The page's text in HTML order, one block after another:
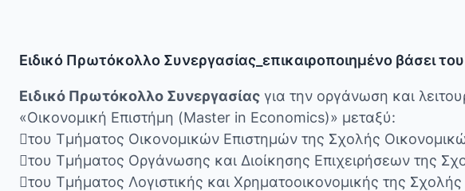
Ειδικό Πρωτόκολλο Συνεργασίας_επικαιροποιημένο βάσει
Ειδικό Πρωτόκολλο Συνεργασίας για την οργάνωση και
«Οικονομική Επιστήμη (Master in Economics)» μεταξύ:
του Τμήματος Οικονομικών Επιστημών της Σχολής
του Τμήματος Οργάνωσης και Διοίκησης Επιχειρήσεων της
του Τμήματος Λογιστικής και Χρηματοοικονομικής της